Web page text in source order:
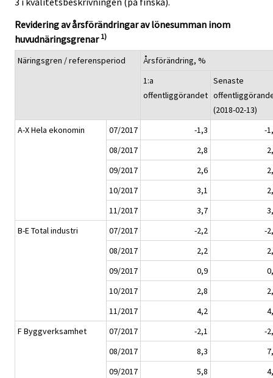
Revidering av årsförändringar av lönesumman inom
huvudnäringsgrenar 1)
Näringsgren / referensperiod
Årsförändring, %
1:a
offentliggörandet
Senaste
(2018-02-13)
A-X Hela ekonomin
07/2017 -1,3
-
08/2017
2,8
09/2017
2,6
10/2017
3,1
11/2017
3,7
B-E Total industri
07/2017 -2,2
-
08/2017
2,2
09/2017
0,9
10/2017
2,8
11/2017
4,2
F Byggverksamhet
07/2017 -2,1
-
08/2017
8,3
09/2017
5,8